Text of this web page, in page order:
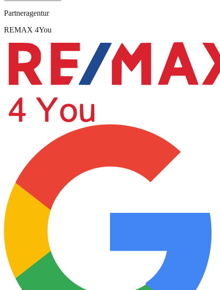
Partneragentur
REMAX 4You